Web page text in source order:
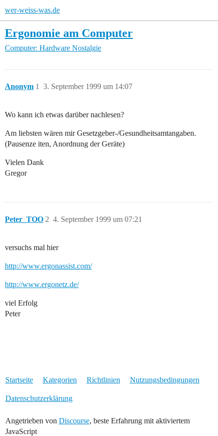
wer-weiss-was.de
Ergonomie am Computer
Computer: Hardware Nostalgie
Anonym 3. September 1999 um 14:07
1
Wo kann ich etwas darüber nachlesen?
Am liebsten wären mir Gesetzgeber-/Gesundheitsamtangaben.
(Pausenze iten, Anordnung der Geräte)
Vielen Dank
Gregor
Peter_TOO 4. September 1999 um 07:21
2
versuchs mal hier
http://www.ergonassist.com/
http://www.ergonetz.de/
viel Erfolg
Peter
Startseite Kategorien Richtlinien Nutzungsbedingungen
Datenschutzerklärung
Angetrieben von Discourse, beste Erfahrung mit aktiviertem
JavaScript